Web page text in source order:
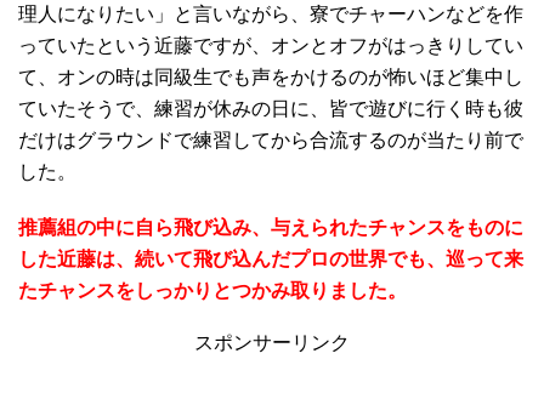
理人になりたい」と言いながら、寮でチャーハンなどを作
っていたという近藤ですが、オンとオフがはっきりしてい
て、オンの時は同級生でも声をかけるのが怖いほど集中し
ていたそうで、練習が休みの日に、皆で遊びに行く時も彼
だけはグラウンドで練習してから合流するのが当たり前で
した。
推薦組の中に自ら飛び込み、与えられたチャンスをものに
した近藤は、続いて飛び込んだプロの世界でも、巡って来
たチャンスをしっかりとつかみ取りました。
スポンサーリンク